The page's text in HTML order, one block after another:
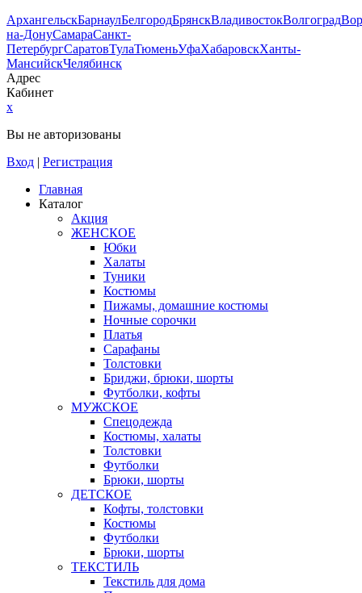
АрхангельскБарнаулБелгородБрянскВладивостокВолгоград
на-ДонуСамараСанкт-
ПетербургСаратовТулаТюменьУфаХабаровскХанты-
МансийскЧелябинск
Адрес
Кабинет
x
Вы не авторизованы
Вход | Регистрация
Главная
Каталог
Акция
ЖЕНСКОЕ
Юбки
Халаты
Туники
Костюмы
Пижамы, домашние костюмы
Ночные сорочки
Платья
Сарафаны
Толстовки
Бриджи, брюки, шорты
Футболки, кофты
МУЖСКОЕ
Спецодежда
Костюмы, халаты
Толстовки
Футболки
Брюки, шорты
ДЕТСКОЕ
Кофты, толстовки
Костюмы
Футболки
Брюки, шорты
ТЕКСТИЛЬ
Текстиль для дома